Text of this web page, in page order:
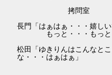
拷問室
長門「はぁはぁ・・・嬉し
もっと・・・もっとく
松田「ゆきりんはこんなと
な・・・はぁはぁ」